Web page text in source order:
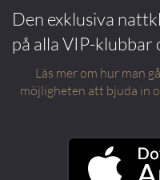
Den exklusiva
på alla VIP-klubbar
Läs mer om hur man
möjligheten att bjuda in